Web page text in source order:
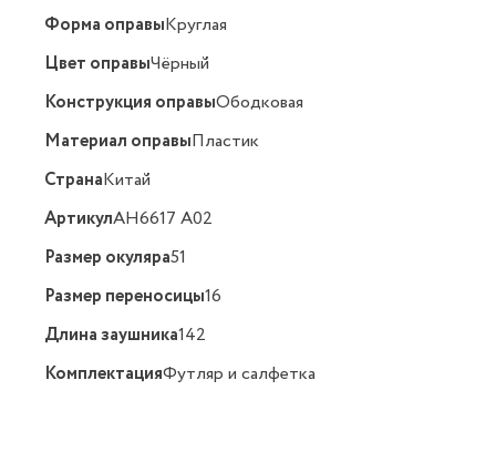
Форма оправыКруглая
Цвет оправыЧёрный
Конструкция оправыОбодковая
Материал оправыПластик
СтранаКитай
АртикулAH6617 A02
Размер окуляра51
Размер переносицы16
Длина заушника142
КомплектацияФутляр и салфетка